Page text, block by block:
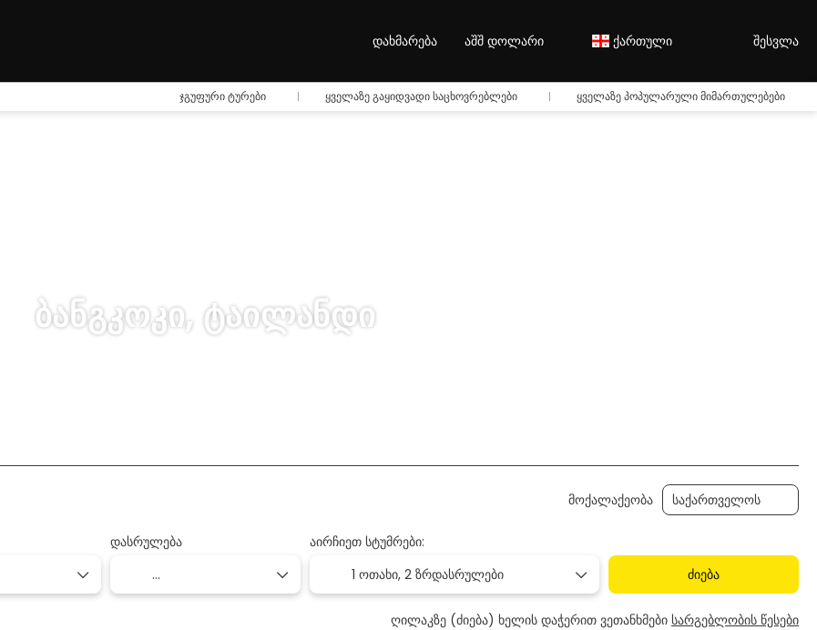
დახმარება აშშ დოლარი ქართული შესვლა
ჯგუფური ტურები ყველაზე გაყიდვადი საცხოვრებლები ყველაზე პოპულარული მიმართულებები
ბანგკოკი, ტაილანდი
მოქალაქეობა
დასრულება
აირჩიეთ სტუმრები:
1 ოთახი, 2 ზრდასრულები ძიება
ღილაკზე (ძიება) ხელის დაჭერით ვეთანხმები სარგებლობის წესები